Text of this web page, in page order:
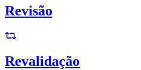
Revisão
Revalidação